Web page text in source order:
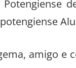
amigo e